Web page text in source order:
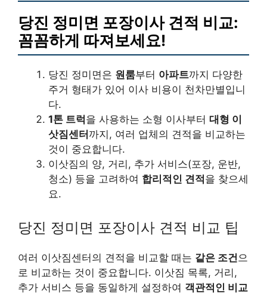
당진 정미면 포장이사 견적 비교:
꼼꼼하게 따져보세요!
당진 정미면은 원룸부터 아파트까지 다양한
주거 형태가 있어 이사 비용이 천차만별입니
다.
1톤 트럭 을 사용하는 소형 이사부터 대형 이
삿짐센터 까지, 여러 업체의 견적을 비교하는
것이 중요합니다.
이삿짐의 양, 거리, 추가 서비스(포장, 운반,
청소) 등을 고려하여 합리적인 견적 을 찾으세
요.
당진 정미면 포장이사 견적 비교 팁
여러 이삿짐센터의 견적을 비교할 때는 같은 조건 으
로 비교하는 것이 중요합니다. 이삿짐 목록, 거리,
추가 서비스 등을 동일하게 설정하여 객관적인 비교